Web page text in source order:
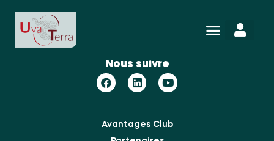
BF12206
Nous suivre
Avantages Club